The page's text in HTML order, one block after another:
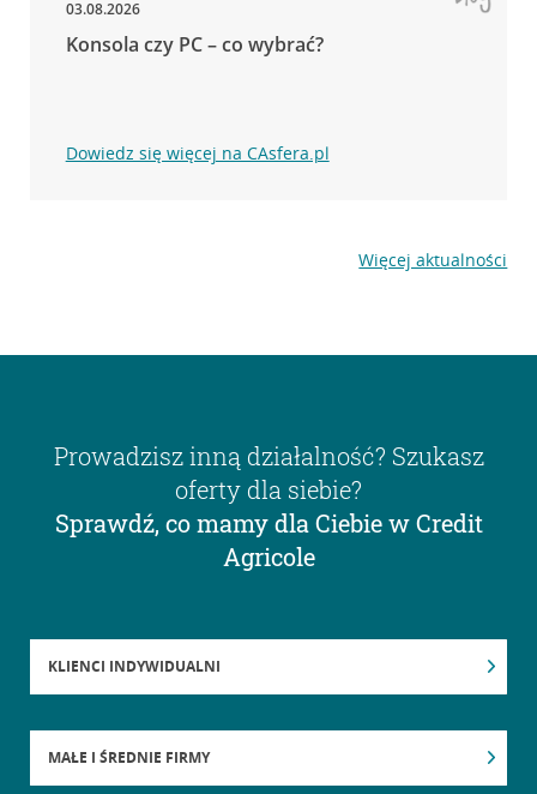
03.08.2026
Konsola czy PC – co wybrać?
Dowiedz się więcej na CAsfera.pl
Więcej aktualności
Prowadzisz inną działalność? Szukasz
oferty dla siebie?
Sprawdź, co mamy dla Ciebie w Credit
Agricole
KLIENCI INDYWIDUALNI
MAŁE I ŚREDNIE FIRMY